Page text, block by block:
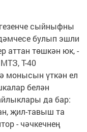
сыйныфны
булып эшли
аттан төшкән юк, -
Т-40
монысын үткән ел
белән
да бар:
җил-тавыш та
- чәчкечнең